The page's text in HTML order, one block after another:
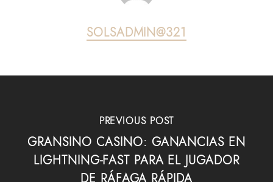
SOLSADMIN@321
PREVIOUS POST
GRANSINO CASINO: GANANCIAS EN
LIGHTNING‑FAST PARA EL JUGADOR